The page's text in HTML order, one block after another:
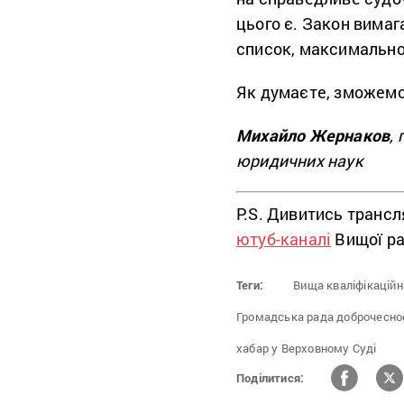
цього є. Закон
список,
Як думаєте,
Михайло Жернаков,
юридичних наук
P.S. Дивитись
ютуб-каналі Вищої
Теги:
Вища
Громадська рада
хабар у Верховному Суді
Поділитися: